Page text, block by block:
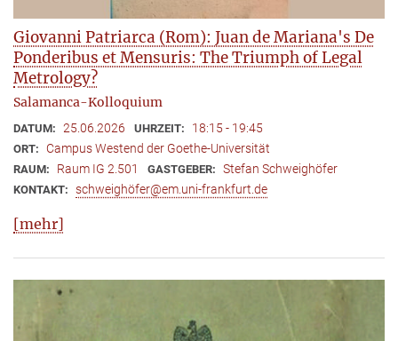
Giovanni Patriarca (Rom): Juan de Mariana's De
Ponderibus et Mensuris: The Triumph of Legal
Metrology?
Salamanca-Kolloquium
DATUM: 25.06.2026 UHRZEIT: 18:15 - 19:45
ORT: Campus Westend der Goethe-Universität
RAUM: Raum IG 2.501 GASTGEBER: Stefan Schweighöfer
KONTAKT: schweighöfer@em.uni-frankfurt.de
[mehr]